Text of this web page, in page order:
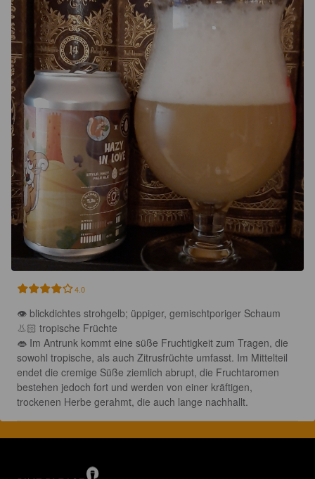
4.0
👁 blickdichtes strohgelb; üppiger, gemischtporiger Schaum
👃🏻 tropische Früchte
👄 Im Antrunk kommt eine süße Fruchtigkeit zum Tragen, die
sowohl tropische, als auch Zitrusfrüchte umfasst. Im Mittelteil
endet die cremige Süße ziemlich abrupt, die Fruchtaromen
bestehen jedoch fort und werden von einer kräftigen,
trockenen Herbe gerahmt, die auch lange nachhallt.